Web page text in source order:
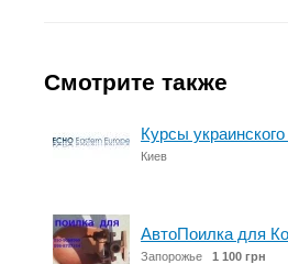
Смотрите также
Курсы
Киев
АвтоПоилка для
Запорожье 1 100 грн